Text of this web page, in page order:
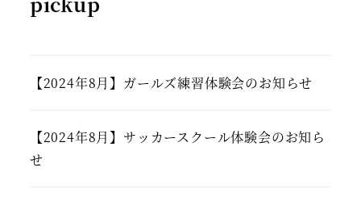
【2024年8月】ガールズ練習体験会のお知らせ
【2024年8月】サッカースクール体験会のお知ら
せ